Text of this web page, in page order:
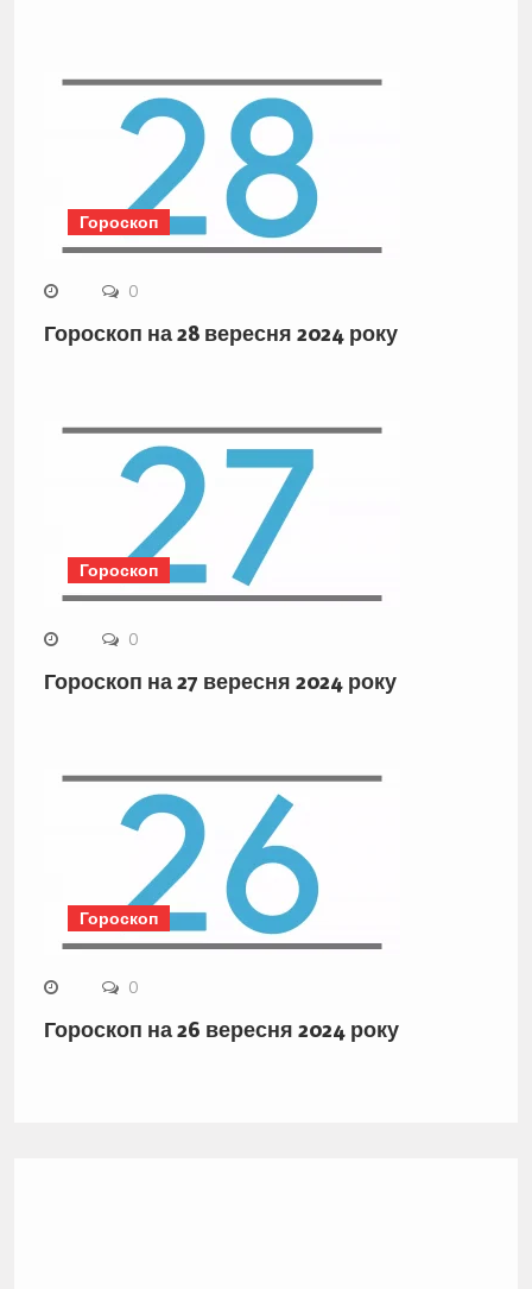
Гороскоп
0
Гороскоп на 28 вересня 2024 року
Гороскоп
0
Гороскоп на 27 вересня 2024 року
Гороскоп
0
Гороскоп на 26 вересня 2024 року